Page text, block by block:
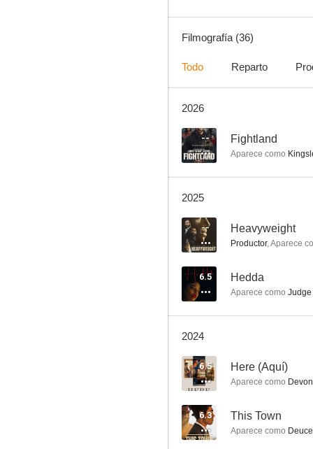
7.2
Marcella
6.6
Filmografía (36)
Todo Reparto
2026
-- Fightland
Aparece como
2025
-- Heavyweight
Productor,Aparece
6.5 Hedda
Aparece como
2024
6.5 Here (Aquí)
Aparece como
6.3 This Town
Aparece como